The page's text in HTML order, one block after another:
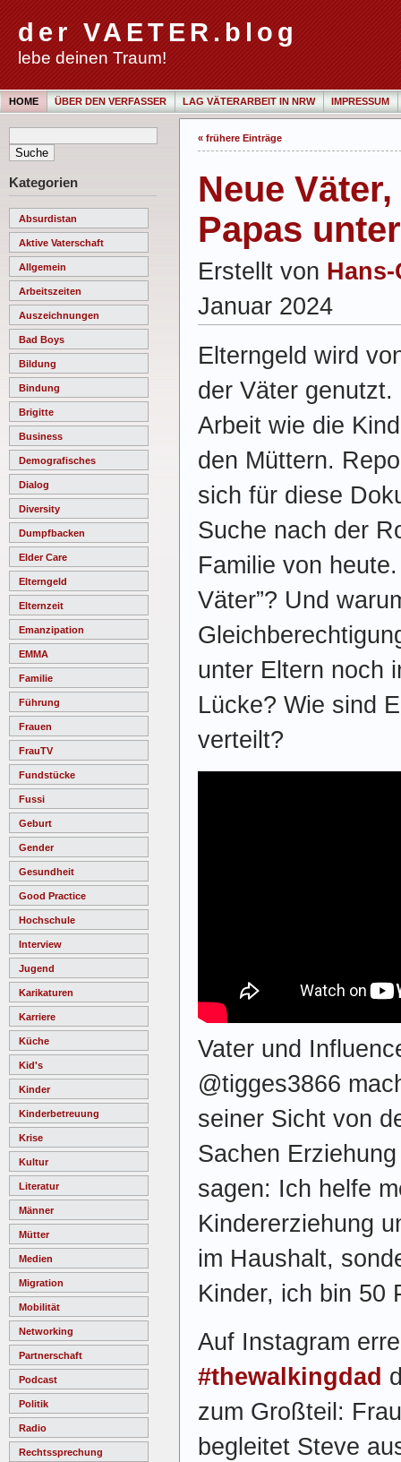
der VAETER.blog
lebe deinen Traum!
HOME ÜBER DEN VERFASSER LAG VÄTERARBEIT IN NRW IMPRESSUM
Kategorien
Absurdistan
Aktive Vaterschaft
Allgemein
Arbeitszeiten
Auszeichnungen
Bad Boys
Bildung
Bindung
Brigitte
Business
Demografisches
Dialog
Diversity
Dumpfbacken
Elder Care
Elterngeld
Elternzeit
Emanzipation
EMMA
Familie
Führung
Frauen
FrauTV
Fundstücke
Fussi
Geburt
Gender
Gesundheit
Good Practice
Hochschule
Interview
Jugend
Karikaturen
Karriere
Küche
Kid's
Kinder
Kinderbetreuung
Krise
Kultur
Literatur
Männer
Mütter
Medien
Migration
Mobilität
Networking
Partnerschaft
Podcast
Politik
Radio
Rechtssprechung
« frühere Einträge
Neue
Papas
Erstellt von
Januar 2024
Elterngeld wird
der Väter
Arbeit wie die
den Müttern.
sich für diese
Suche nach der
Familie von
Väter”? Und
unter Eltern noch
Lücke? Wie sind
verteilt?
Vater und
@tigges3866
seiner Sicht von
Sachen
sagen: Ich helfe
Kindererziehung
im Haushalt,
Kinder, ich bin 50
Auf Instagram
#thewalkingdad
zum Großteil:
begleitet Steve